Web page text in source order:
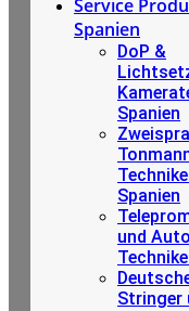
Service
Spanien
DoP &
Spanien
Spanien
und
Stringer